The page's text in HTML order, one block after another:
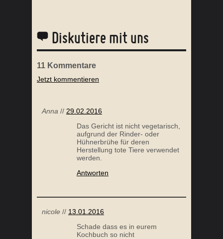
SAUCE
GERÖSTETER FENCHEL
Diskutiere mit uns
11 Kommentare
Jetzt kommentieren
Anna // 29.02.2016
Das Gericht ist nicht vegetarisch,
aufgrund der Rinder- oder
Hühnerbrühe für deren
Herstellung tote Tiere verwendet
werden.
Antworten
nicole // 13.01.2016
Schade dass es in eurem
Kochbuch so nicht